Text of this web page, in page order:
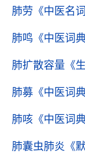
肺劳 《中医名
肺鸣 《中医词典
肺扩散容量 《
肺募 《中医词典
肺咳 《中医词典
肺囊虫肺炎 《